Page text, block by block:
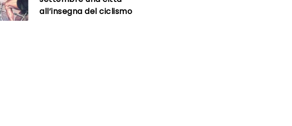
all’insegna del ciclismo